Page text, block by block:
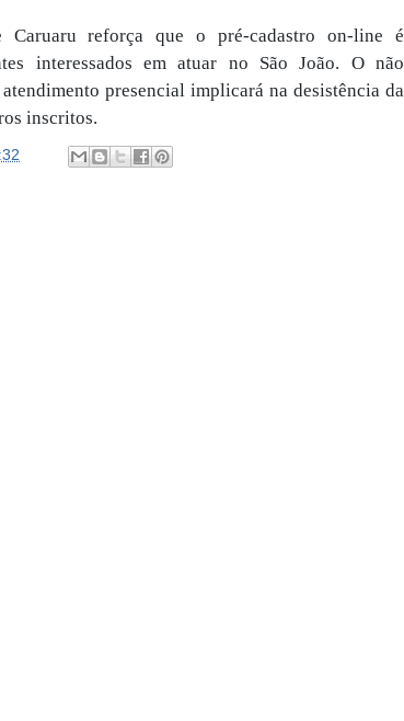
Caruaru reforça que o pré-cadastro on-line é
interessados em atuar no São João. O não
presencial implicará na desistência da
inscritos.